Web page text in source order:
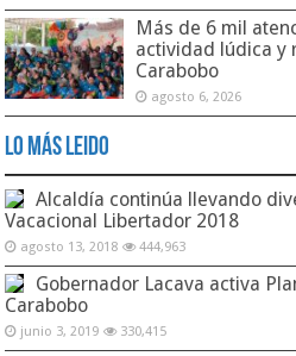
Más de 6 mil
actividad lúdica y
Carabobo
agosto 6, 2026
Lo Más Leido
Alcaldía continúa llevando
Vacacional Libertador 2018
agosto 13, 2018 444,963
Gobernador Lacava activa
Carabobo
junio 3, 2019 330,415